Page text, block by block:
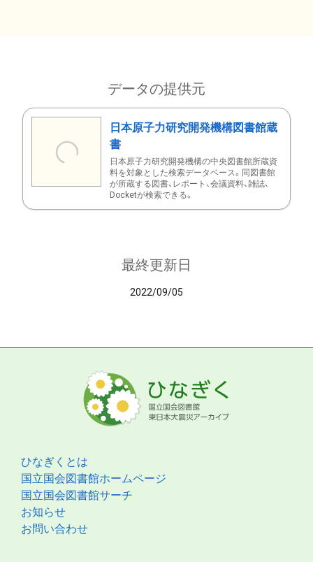
データの提供元
日本原子力研究開発機構図書館蔵
書
日本原子力研究開発機構の中央図書館所蔵資
料を対象とした検索データベース。同図書館
が所蔵する図書、レポート、会議資料、雑誌、
Docketが検索できる。
最終更新日
2022/09/05
ひなぎくとは
国立国会図書館ホームページ
国立国会図書館サーチ
お知らせ
お問い合わせ